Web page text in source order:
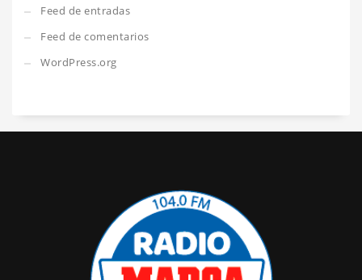
Feed de entradas
Feed de comentarios
WordPress.org